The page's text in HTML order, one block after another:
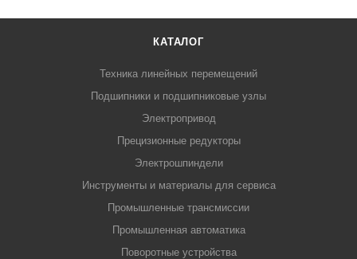
КАТАЛОГ
Техника линейных перемещений
Подшипники и подшипниковые узлы
Электропривод
Прецизионные редукторы
Электрошпиндели
Инструменты и материалы для сервиса
Промышленные трансмиссии
Промышленная автоматика
Поворотные устройства